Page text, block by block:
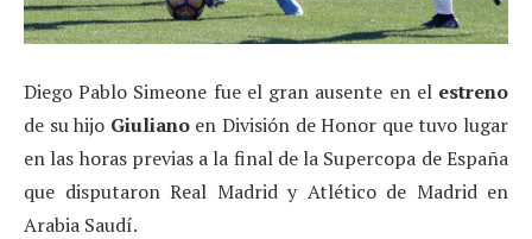
Diego Pablo Simeone fue el gran ausente en el estreno
de su hijo Giulianoen División de Honor que tuvo lugar
en las horas previas a la final de la Supercopa de España
que disputaron Real Madrid y Atlético de Madrid en
Arabia Saudí.